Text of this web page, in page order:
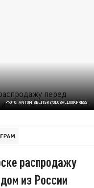
ФОТО: ANTON BELITSKY/GLOBALLOOKPRESS
распродажу
из России